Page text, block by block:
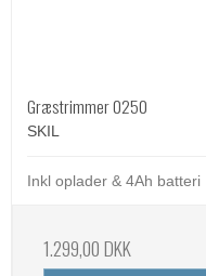
Græstrimmer 0250
SKIL
Inkl oplader & 4Ah batteri
1.299,00 DKK